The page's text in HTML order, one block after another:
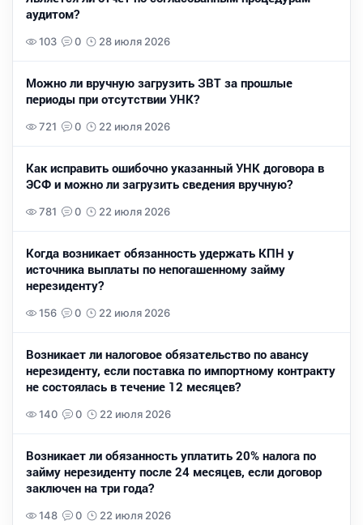
аудитом?
103 0 28 июля 2026
Можно ли вручную загрузить ЗВТ за прошлые
периоды при отсутствии УНК?
721 0 22 июля 2026
Как исправить ошибочно указанный УНК договора в
ЭСФ и можно ли загрузить сведения вручную?
781 0 22 июля 2026
Когда возникает обязанность удержать КПН у
источника выплаты по непогашенному займу
нерезиденту?
156 0 22 июля 2026
Возникает ли налоговое обязательство по авансу
нерезиденту, если поставка по импортному контракту
не состоялась в течение 12 месяцев?
140 0 22 июля 2026
Возникает ли обязанность уплатить 20% налога по
займу нерезиденту после 24 месяцев, если договор
заключен на три года?
148 0 22 июля 2026